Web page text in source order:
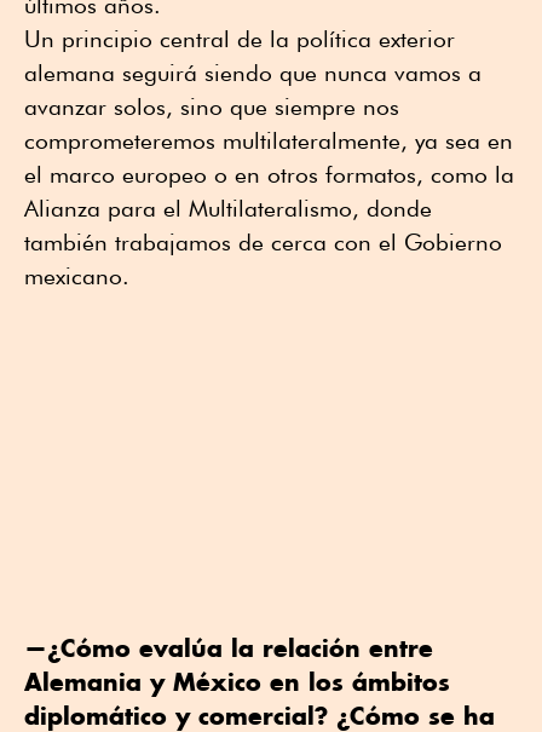
Un principio central de la política exterior
alemana seguirá siendo que nunca vamos a
avanzar solos, sino que siempre nos
comprometeremos multilateralmente, ya sea en
el marco europeo o en otros formatos, como la
Alianza para el Multilateralismo, donde
también trabajamos de cerca con el Gobierno
mexicano.
—¿Cómo evalúa la relación entre
Alemania y México en los ámbitos
diplomático y comercial? ¿Cómo se ha